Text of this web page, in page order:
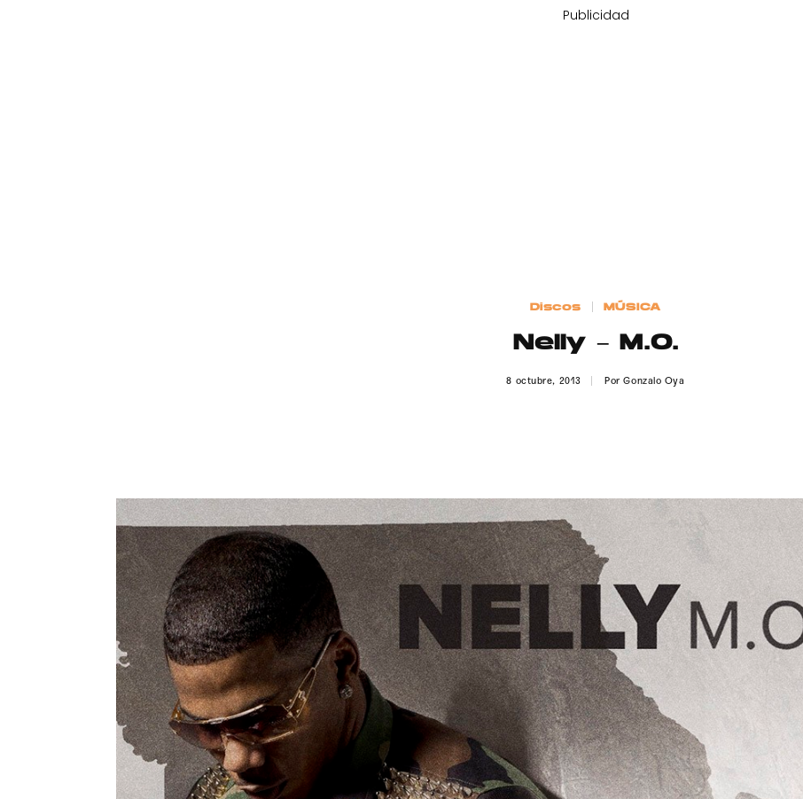
Publicidad
Discos MÚSICA
Nelly – M.O.
8 octubre, 2013 PorGonzalo Oya